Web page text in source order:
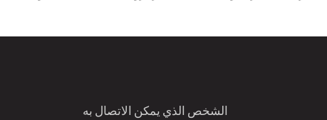
الشخص الذي يمكن الاتصال به